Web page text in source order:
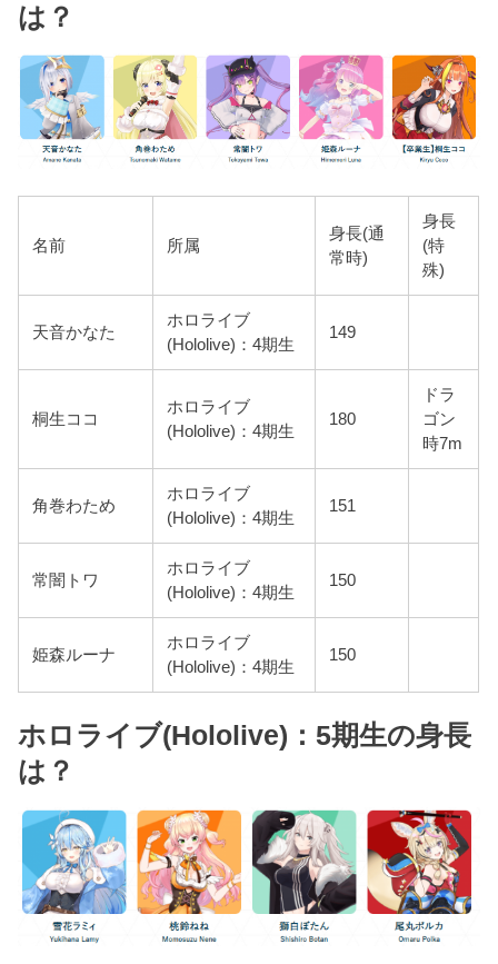
は？
名前 所属
身長(通
常時)
身長
(特
殊)
天音かなた
ホロライブ
(Hololive)：4期生
149
桐生ココ
ホロライブ
(Hololive)：4期生
180
ドラ
ゴン
時7m
角巻わため
ホロライブ
(Hololive)：4期生
151
常闇トワ
ホロライブ
(Hololive)：4期生
150
姫森ルーナ
ホロライブ
(Hololive)：4期生
150
ホロライブ(Hololive)：5期生の身長
は？